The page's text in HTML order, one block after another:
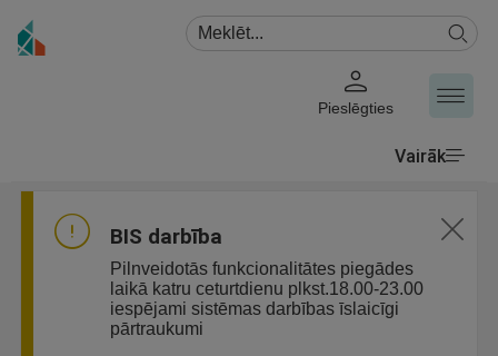
Pieslēgties
Vairāk
BIS darbība
Pilnveidotās funkcionalitātes piegādes
laikā katru ceturtdienu plkst.18.00-23.00
iespējami sistēmas darbības īslaicīgi
pārtraukumi